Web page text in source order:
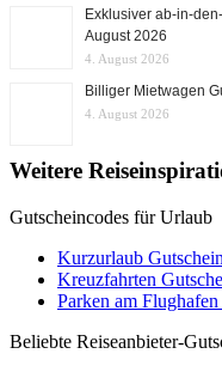
Exklusiver ab-in-
August 2026
4. August 2026
Billiger Mietwagen
4. August 2026
Weitere
Gutscheincodes für Urlaub
Kurzurlaub
Kreuzfahrten
Parken am
Beliebte Reiseanbieter-